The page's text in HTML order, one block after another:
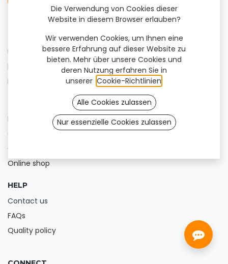
FOR USERS
Unsere Produkte
Find a clinic
Blog
FOR PROFESSIONALS
Help Center
Offer our products
Get our app
Online shop
HELP
Contact us
FAQs
Quality policy
Die Verwendung von Cookies dieser
Website in diesem Browser erlauben?
Wir verwenden Cookies, um Ihnen eine
bessere Erfahrung auf dieser Website zu
bieten. Mehr über unsere Cookies und
deren Nutzung erfahren Sie in
unserer Cookie-Richtlinien
Alle Cookies zulassen
Nur essenzielle Cookies zulassen